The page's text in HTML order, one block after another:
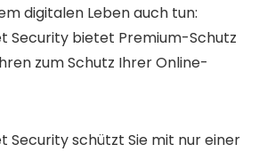
digitalen Leben auch tun:
Security bietet Premium-Schutz
zum Schutz Ihrer Online-
Security schützt Sie mit nur einer